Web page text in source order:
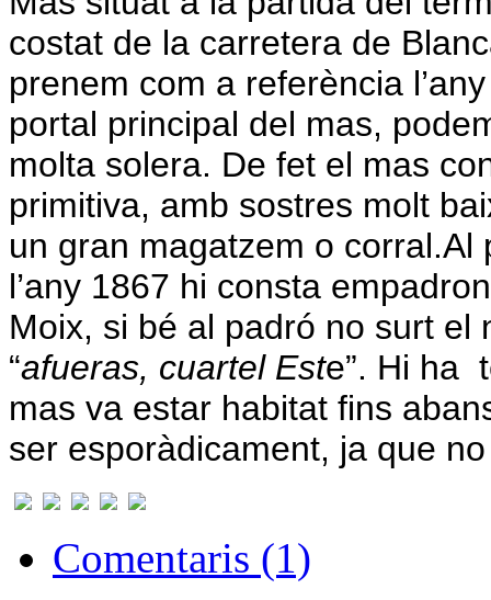
costat de la carretera de
prenem com a referència
portal principal del mas,
molta solera. De fet el mas
primitiva, amb sostres molt
un gran magatzem o corral.Al
l’any 1867 hi consta
Moix, si bé al padró no surt el
“afueras, cuartel Este”. Hi ha
mas va estar habitat fins
ser esporàdicament, ja que
Comentaris (1)